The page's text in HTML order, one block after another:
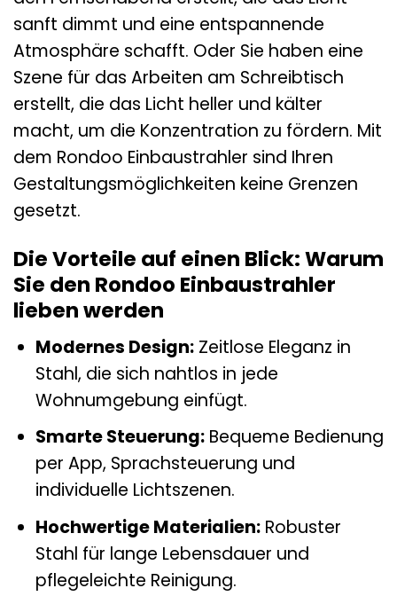
sanft dimmt und eine entspannende
Atmosphäre schafft. Oder Sie haben eine
Szene für das Arbeiten am Schreibtisch
erstellt, die das Licht heller und kälter
macht, um die Konzentration zu fördern. Mit
dem Rondoo Einbaustrahler sind Ihren
Gestaltungsmöglichkeiten keine Grenzen
gesetzt.
Die Vorteile auf einen Blick: Warum
Sie den Rondoo Einbaustrahler
lieben werden
Modernes Design:Zeitlose Eleganz in
Stahl, die sich nahtlos in jede
Wohnumgebung einfügt.
Smarte Steuerung:Bequeme Bedienung
per App, Sprachsteuerung und
individuelle Lichtszenen.
Hochwertige Materialien:Robuster
Stahl für lange Lebensdauer und
pflegeleichte Reinigung.